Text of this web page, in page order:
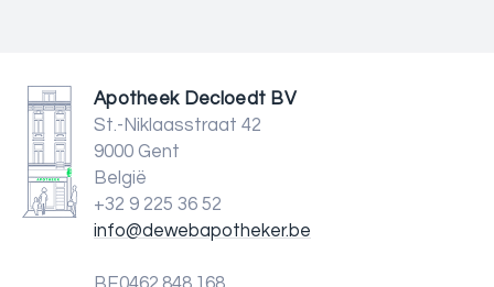
Apotheek Decloedt BV
St.-Niklaasstraat 42
9000 Gent
België
+32 9 225 36 52
info@dewebapotheker.be